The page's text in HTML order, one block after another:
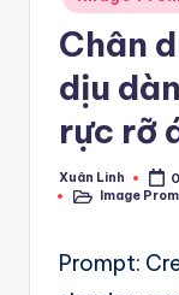
m
a
in
Chân
dịu
rực rỡ
Posted
by
Xuân Linh
PostedImage
Prompt: